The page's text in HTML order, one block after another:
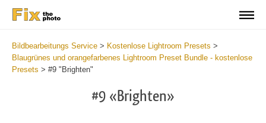
Bildbearbeitungs Service > Kostenlose Lightroom Presets >
Blaugrünes und orangefarbenes Lightroom Preset Bundle - kostenlose
Presets > #9 "Brighten"
#9 «Brighten»